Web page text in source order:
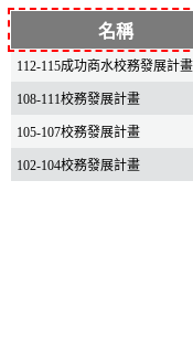
名稱
112-115成功商水校務發展計
108-111校務發展計畫
105-107校務發展計畫
102-104校務發展計畫